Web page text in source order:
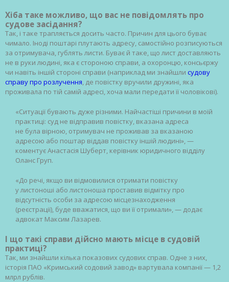
Хіба таке можливо, що вас не повідомлять про
судове засідання?
Так, і таке трапляється досить часто. Причин для цього буває
чимало. Іноді поштарі плутають адресу, самостійно розписуються
за отримувача, гублять листи. Буває й таке, що лист доставляють
не в руки людині, яка є стороною справи, а охоронцю, консьєржу
чи навіть іншій стороні справи (наприклад ми знайшли судову
справу про розлучення , де повістку вручили дружині, яка
проживала по тій самій адресі, хоча мали передати її чоловікові).
«Ситуації бувають дуже різними. Найчастіші причини в моїй
практиці: суд не відправив повістку, вказана адреса
не була вірною, отримувач не проживав за вказаною
адресою або поштар віддав повістку іншій людині», —
коментує Анастасія Шуберт, керівник юридичного відділу
Оланс Груп.
«До речі, якщо ви відмовилися отримати повістку
у листоноші або листоноша проставив відмітку про
відсутність особи за адресою місцезнаходження
(реєстрації), буде вважатися, що ви її отримали», — додає
адвокат Максим Лазарев.
І що такі справи дійсно мають місце в судовій
практиці?
Так, ми знайшли кілька показових судових справ. Одне з них,
історія ПАО «Кримський содовий завод» вартувала компанії — 1,2
млрл рублів.